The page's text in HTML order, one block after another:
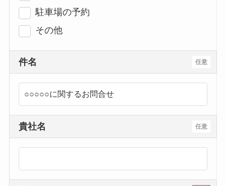
駐車場の予約
その他
任意
件名
任意
貴社名